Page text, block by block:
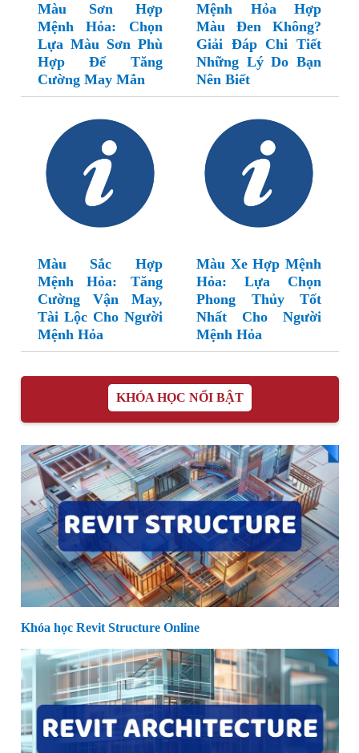
Màu Sơn Hợp
Mệnh Hỏa: Chọn
Lựa Màu Sơn Phù
Hợp Để Tăng
Cường May Mắn
Mệnh Hỏa Hợp
Màu Đen Không?
Giải Đáp Chi Tiết
Những Lý Do Bạn
Nên Biết
Màu Sắc Hợp
Mệnh Hỏa: Tăng
Cường Vận May,
Tài Lộc Cho Người
Mệnh Hỏa
Màu Xe Hợp Mệnh
Hỏa: Lựa Chọn
Phong Thủy Tốt
Nhất Cho Người
Mệnh Hỏa
KHÓA HỌC NỔI BẬT
Khóa học Revit Structure Online